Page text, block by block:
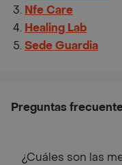
Nfe Care
Healing Lab
Sede Guardia
Preguntas
¿Cuáles son las